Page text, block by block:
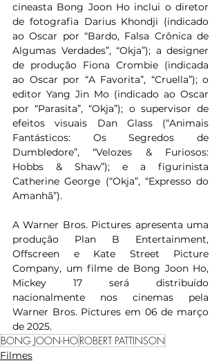
cineasta Bong Joon Ho inclui o diretor
de fotografia Darius Khondji (indicado
ao Oscar por “Bardo, Falsa Crônica de
Algumas Verdades”, “Okja”); a designer
de produção Fiona Crombie (indicada
ao Oscar por “A Favorita”, “Cruella”); o
editor Yang Jin Mo (indicado ao Oscar
por “Parasita”, “Okja”); o supervisor de
efeitos visuais Dan Glass (“Animais
Fantásticos: Os Segredos de
Dumbledore”, “Velozes & Furiosos:
Hobbs & Shaw”); e a figurinista
Catherine George (“Okja”, “Expresso do
Amanhã”).
A Warner Bros. Pictures apresenta uma
produção Plan B Entertainment,
Offscreen e Kate Street Picture
Company, um filme de Bong Joon Ho,
Mickey 17 será distribuído
nacionalmente nos cinemas pela
Warner Bros. Pictures em 06 de março
de 2025.
BONG JOON-HOROBERT PATTINSON
Filmes